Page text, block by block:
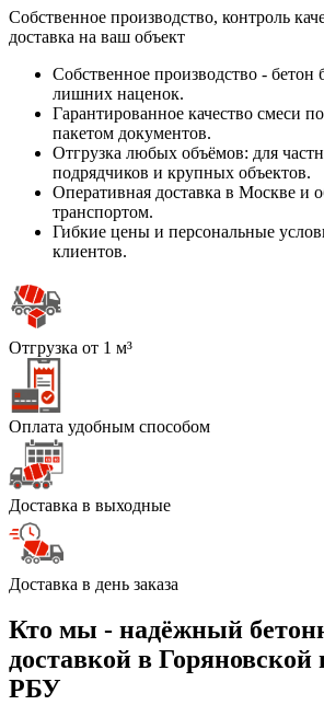
Собственное производство, контроль
доставка на ваш объект
Собственное производство - бетон
лишних наценок.
Гарантированное качество смеси
пакетом документов.
Отгрузка любых объёмов: для
подрядчиков и крупных объектов.
Оперативная доставка в Москве и
транспортом.
Гибкие цены и персональные
клиентов.
Отгрузка от 1 м³
Оплата удобным способом
Доставка в выходные
Доставка в день заказа
Кто мы - надёжный
доставкой в Горяновской
РБУ